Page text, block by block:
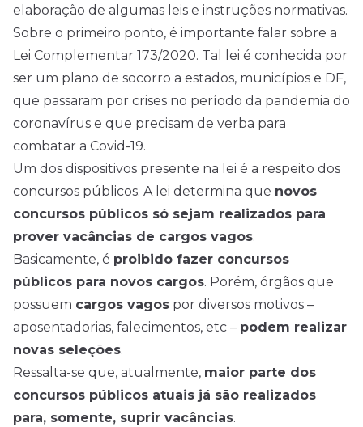
elaboração de algumas leis e instruções normativas.
Sobre o primeiro ponto, é importante falar sobre a
Lei Complementar 173/2020. Tal lei é conhecida por
ser um plano de socorro a estados, municípios e DF,
que passaram por crises no período da pandemia do
coronavírus e que precisam de verba para
combatar a Covid-19.
Um dos dispositivos presente na lei é a respeito dos
concursos públicos. A lei determina que novos
concursos públicos só sejam realizados para
prover vacâncias de cargos vagos.
Basicamente, é proibido fazer concursos
públicos para novos cargos. Porém, órgãos que
possuem cargos vagos por diversos motivos –
aposentadorias, falecimentos, etc – podem realizar
novas seleções.
Ressalta-se que, atualmente, maior parte dos
concursos públicos atuais já são realizados
para, somente, suprir vacâncias.